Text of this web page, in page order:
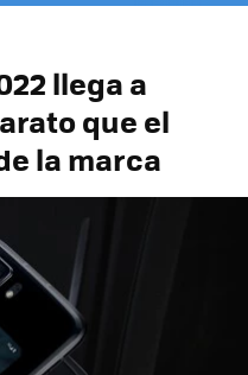
llega a
que el
la marca